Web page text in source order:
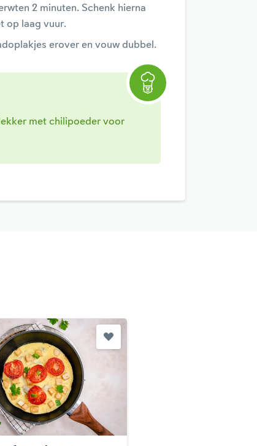
2 minuten. Schenk hierna
op laag vuur.
erover en vouw dubbel.
met chilipoeder voor